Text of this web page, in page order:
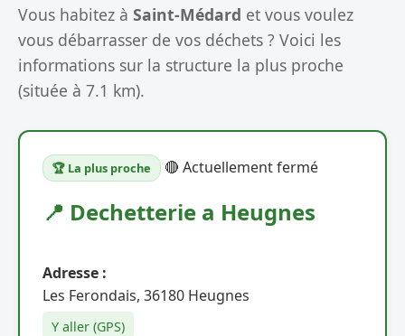
Vous habitez à Saint-Médard et vous voulez
vous débarrasser de vos déchets ? Voici les
informations sur la structure la plus proche
(située à 7.1 km).
🏆 La plus proche 🔴 Actuellement fermé
📍 Dechetterie a Heugnes
Adresse :
Les Ferondais, 36180 Heugnes
Y aller (GPS)